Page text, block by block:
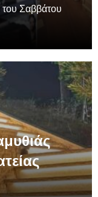
του Σαββάτου